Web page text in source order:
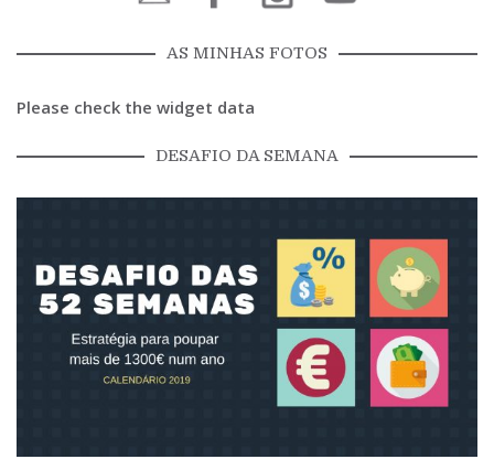
AS MINHAS FOTOS
Please check the widget data
DESAFIO DA SEMANA